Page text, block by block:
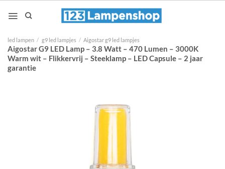
naar
led lampen / g9 led lampjes / Aigostar g9 led lampjes
Aigostar G9 LED Lamp – 3.8 Watt – 470 Lumen – 3000K
Warm wit – Flikkervrij – Steeklamp – LED Capsule – 2 jaar
garantie